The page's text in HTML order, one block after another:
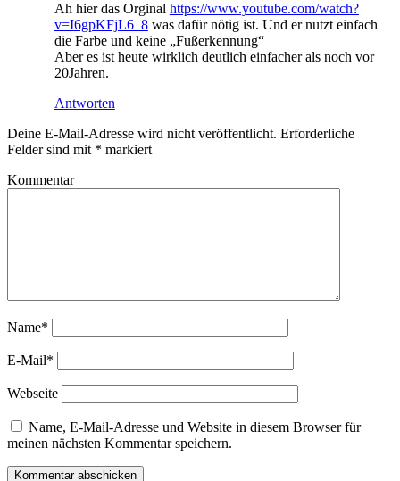
Ah hier das Orginal https://www.youtube.com/watch?
v=I6gpKFjL6_8was dafür nötig ist. Und er nutzt einfach
die Farbe und keine „Fußerkennung“
Aber es ist heute wirklich deutlich einfacher als noch vor
20Jahren.
Antworten
Deine E-Mail-Adresse wird nicht veröffentlicht. Erforderliche
Felder sind mit * markiert
Kommentar
Name*
E-Mail*
Webseite
Name, E-Mail-Adresse und Website in diesem Browser für
meinen nächsten Kommentar speichern.